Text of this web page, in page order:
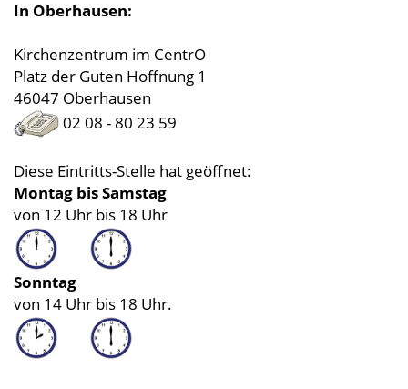
In Oberhausen:
Kirchenzentrum im CentrO
Platz der Guten Hoffnung 1
46047 Oberhausen
02 08 - 80 23 59
Diese Eintritts-Stelle hat geöffnet:
Montag bis Samstag
von 12 Uhr bis 18 Uhr
Sonntag
von 14 Uhr bis 18 Uhr.